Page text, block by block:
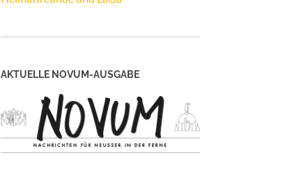
AKTUELLE NOVUM-AUSGABE